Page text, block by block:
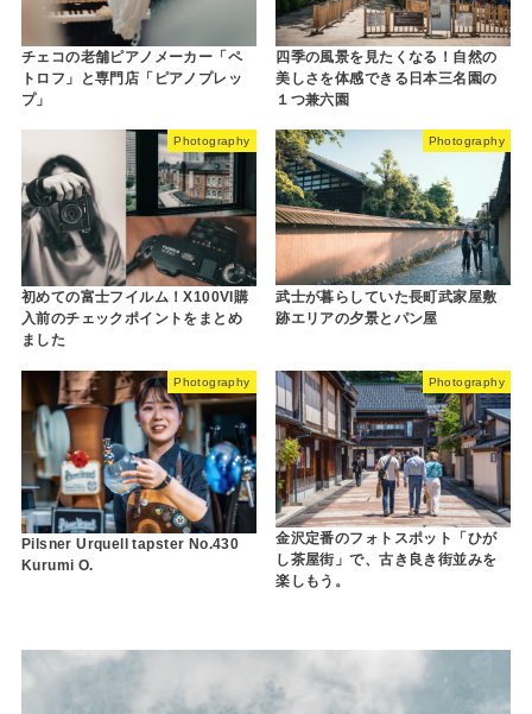
チェコの老舗ピアノメーカー「ペ
トロフ」と専門店「ピアノプレッ
プ」
四季の風景を見たくなる！自然の
美しさを体感できる日本三名園の
１つ兼六園
Photography
初めての富士フイルム！X100VI購
入前のチェックポイントをまとめ
ました
Photography
武士が暮らしていた長町武家屋敷
跡エリアの夕景とパン屋
Photography
Pilsner Urquell tapster No.430
Kurumi O.
Photography
金沢定番のフォトスポット「ひが
し茶屋街」で、古き良き街並みを
楽しもう。